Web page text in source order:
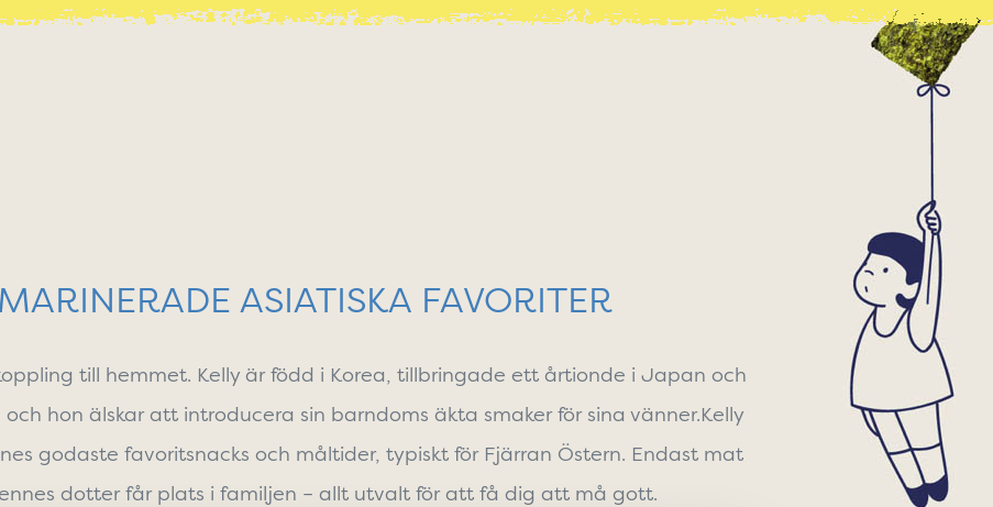
ASIATISKA FAVORITER
till hemmet. Kelly är född i Korea, tillbringade ett årtionde i Japan och
hon älskar att introducera sin barndoms äkta smaker för sina vänner. Kelly
godaste favoritsnacks och måltider, typiskt för Fjärran Östern. Endast mat
dotter får plats i familjen – allt utvalt för att få dig att må gott.